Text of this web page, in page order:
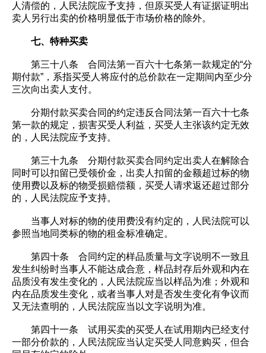
人清偿的，人民法院应予支持，但原买受人有证据证明出
卖人另行出卖的价格明显低于市场价格的除外。
七、特种买卖
第三十八条 合同法第一百六十七条第一款规定的“分
期付款”，系指买受人将应付的总价款在一定期间内至少分
三次向出卖人支付。
分期付款买卖合同的约定违反合同法第一百六十七条
第一款的规定，损害买受人利益，买受人主张该约定无效
的，人民法院应予支持。
第三十九条 分期付款买卖合同约定出卖人在解除合
同时可以扣留已受领价金，出卖人扣留的金额超过标的物
使用费以及标的物受损赔偿额，买受人请求返还超过部分
的，人民法院应予支持。
当事人对标的物的使用费没有约定的，人民法院可以
参照当地同类标的物的租金标准确定。
第四十条 合同约定的样品质量与文字说明不一致且
发生纠纷时当事人不能达成合意，样品封存后外观和内在
品质没有发生变化的，人民法院应当以样品为准；外观和
内在品质发生变化，或者当事人对是否发生变化有争议而
又无法查明的，人民法院应当以文字说明为准。
第四十一条 试用买卖的买受人在试用期内已经支付
一部分价款的，人民法院应当认定买受人同意购买，但合